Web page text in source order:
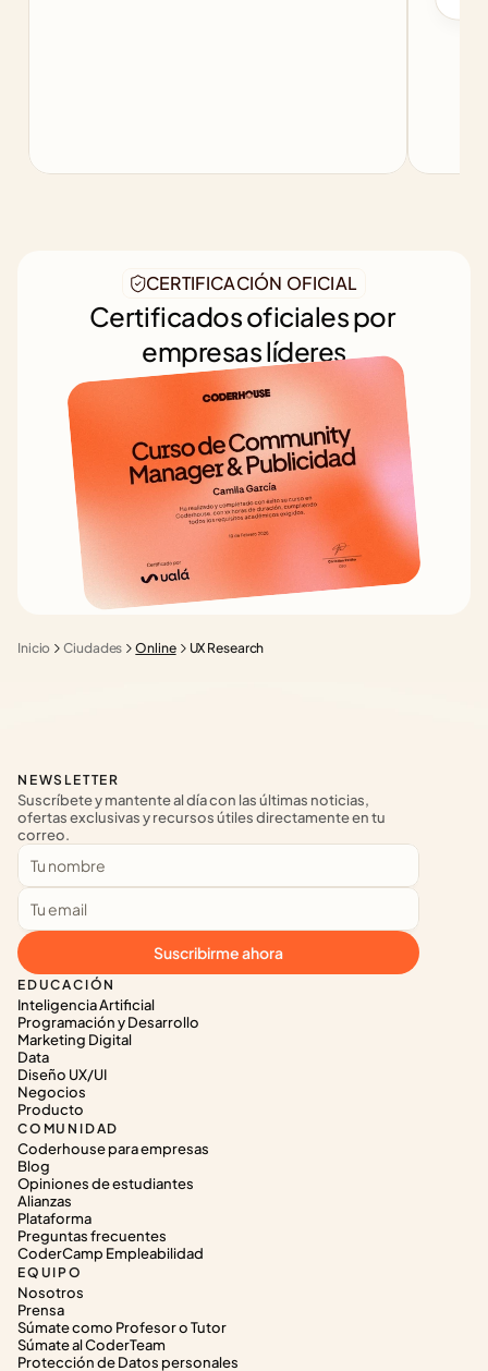
Inicio Ciudades Online UX Research
CERTIFICACIÓN OFICIAL
Certificados oficiales por
empresas líderes
EDUCACIÓN
Inteligencia Artificial
Programación y Desarrollo
Marketing Digital
Data
Diseño UX/UI
Negocios
Producto
COMUNIDAD
Coderhouse para empresas
Blog
Opiniones de estudiantes
Alianzas
Plataforma
Preguntas frecuentes
CoderCamp Empleabilidad
EQUIPO
Nosotros
Prensa
Súmate como Profesor o Tutor
Súmate al CoderTeam
Protección de Datos personales
NEWSLETTER
Suscríbete y mantente al día con las últimas noticias,
ofertas exclusivas y recursos útiles directamente en tu
correo.
Suscribirme ahora